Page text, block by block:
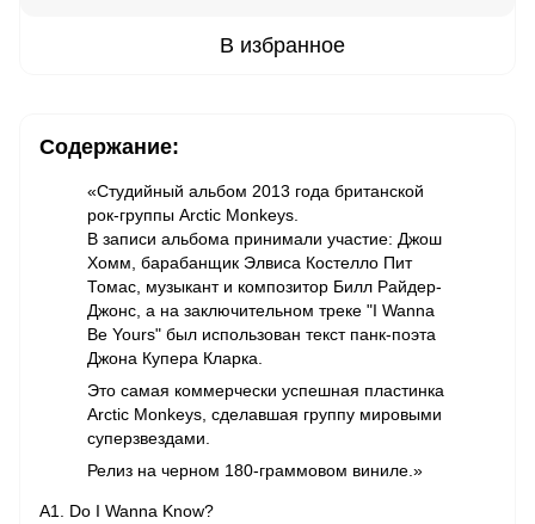
В избранное
Содержание:
«Студийный альбом 2013 года британской
рок-группы Arctic Monkeys.
В записи альбома принимали участие: Джош
Хомм, барабанщик Элвиса Костелло Пит
Томас, музыкант и композитор Билл Райдер-
Джонс, а на заключительном треке "I Wanna
Be Yours" был использован текст панк-поэта
Джона Купера Кларка.
Это самая коммерчески успешная пластинка
Arctic Monkeys, сделавшая группу мировыми
суперзвездами.
Релиз на черном 180-граммовом виниле.»
A1. Do I Wanna Know?